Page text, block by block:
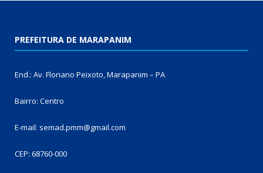
PREFEITURA DE MARAPANIM
End.: Av. Floriano Peixoto, Marapanim – PA
Bairro: Centro
E-mail: semad.pmm@gmail.com
CEP: 68760-000